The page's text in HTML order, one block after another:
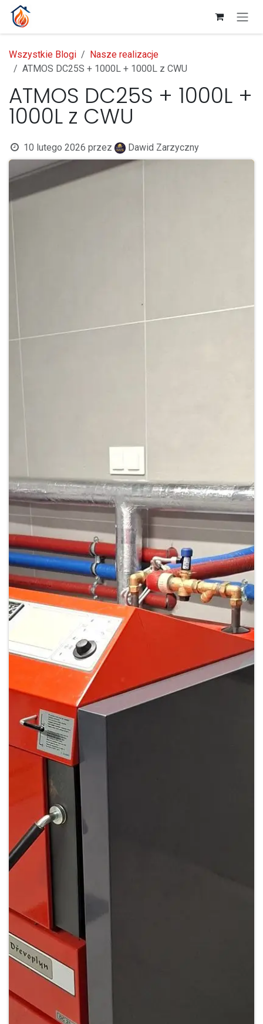
Przejdź do zawartości
Wszystkie Blogi
Nasze realizacje
ATMOS DC25S + 1000L + 1000L z CWU
ATMOS DC25S + 1000L +
1000L z CWU
10 lutego 2026 przez Dawid Zarzyczny